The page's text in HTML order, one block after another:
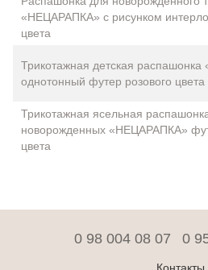
«НЕЦАРАПКА» ​​с рисунком
цвета
Трикотажная детская
однотонный футер розового цвета
Трикотажная ясельная
новорожденных «НЕЦАРАПКА»
цвета
0 98 004 08 07 0